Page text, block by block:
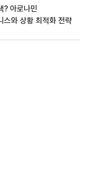
? 아로나민
스와 상황 최적화 전략